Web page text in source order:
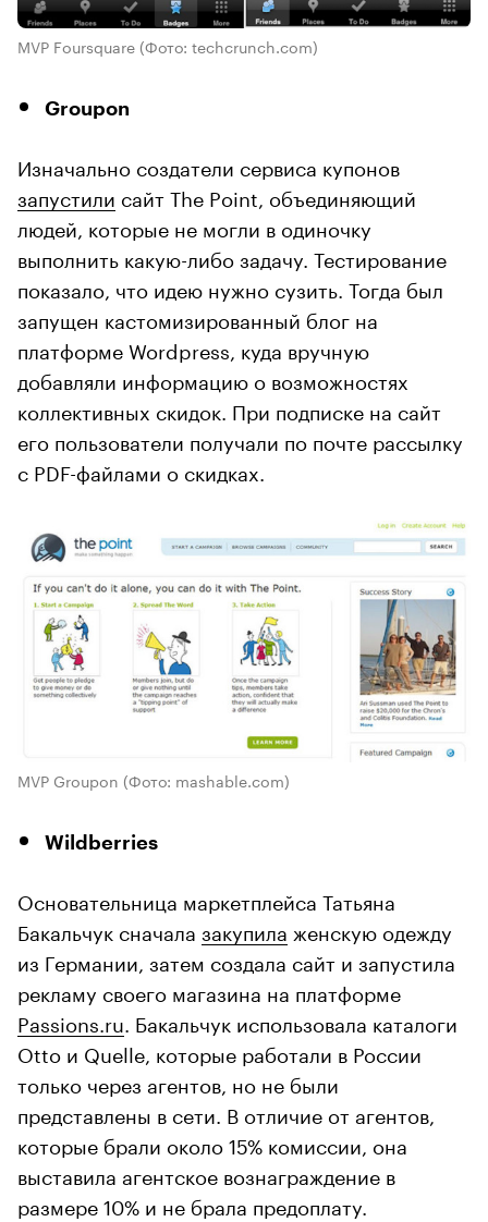
MVP Foursquare (Фото: techcrunch.com)
Groupon
Изначально создатели сервиса купонов
запустили сайт The Point, объединяющий
людей, которые не могли в одиночку
выполнить какую-либо задачу. Тестирование
показало, что идею нужно сузить. Тогда был
запущен кастомизированный блог на
платформе Wordpress, куда вручную
добавляли информацию о возможностях
коллективных скидок. При подписке на сайт
его пользователи получали по почте рассылку
с PDF-файлами о скидках.
MVP Groupon (Фото: mashable.com)
Wildberries
Основательница маркетплейса Татьяна
Бакальчук сначала закупила женскую одежду
из Германии, затем создала сайт и запустила
рекламу своего магазина на платформе
Passions.ru . Бакальчук использовала каталоги
Otto и Quelle, которые работали в России
только через агентов, но не были
представлены в сети. В отличие от агентов,
которые брали около 15% комиссии, она
выставила агентское вознаграждение в
размере 10% и не брала предоплату.